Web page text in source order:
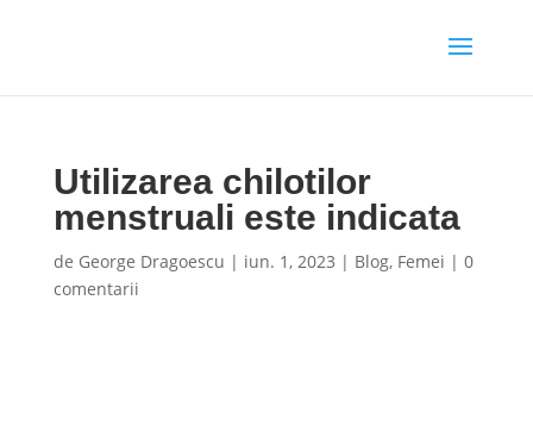
Utilizarea chilotilor
menstruali este indicata
de George Dragoescu | iun. 1, 2023 | Blog, Femei | 0
comentarii